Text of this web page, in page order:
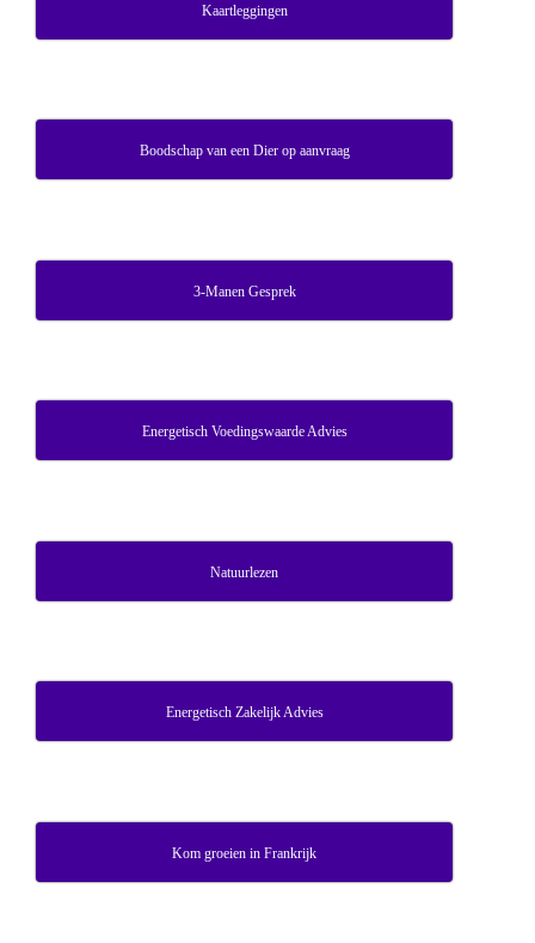
Kaartleggingen
Boodschap van een Dier op aanvraag
3-Manen Gesprek
Energetisch Voedingswaarde Advies
Natuurlezen
Energetisch Zakelijk Advies
Kom groeien in Frankrijk